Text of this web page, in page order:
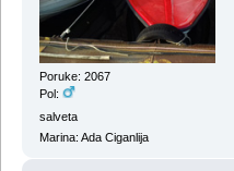
Poruke: 2067
Pol:
salveta
Marina: Ada Ciganlija